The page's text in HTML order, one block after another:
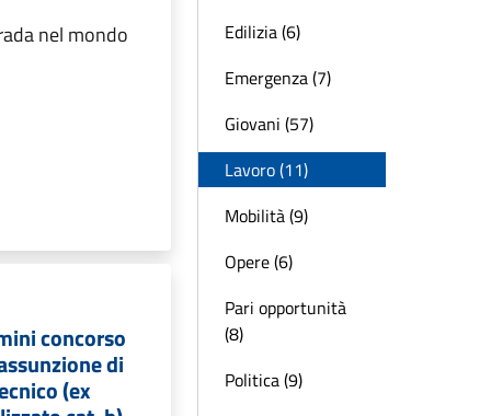
nel mondo
concorso
di
(ex
Edilizia (6)
Emergenza (7)
Giovani (57)
Lavoro (11)
Mobilità (9)
Opere (6)
Pari opportunità
(8)
Politica (9)